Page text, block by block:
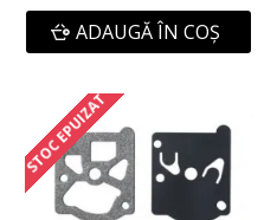
ADAUGĂ ÎN COŞ
STOC EPUIZAT